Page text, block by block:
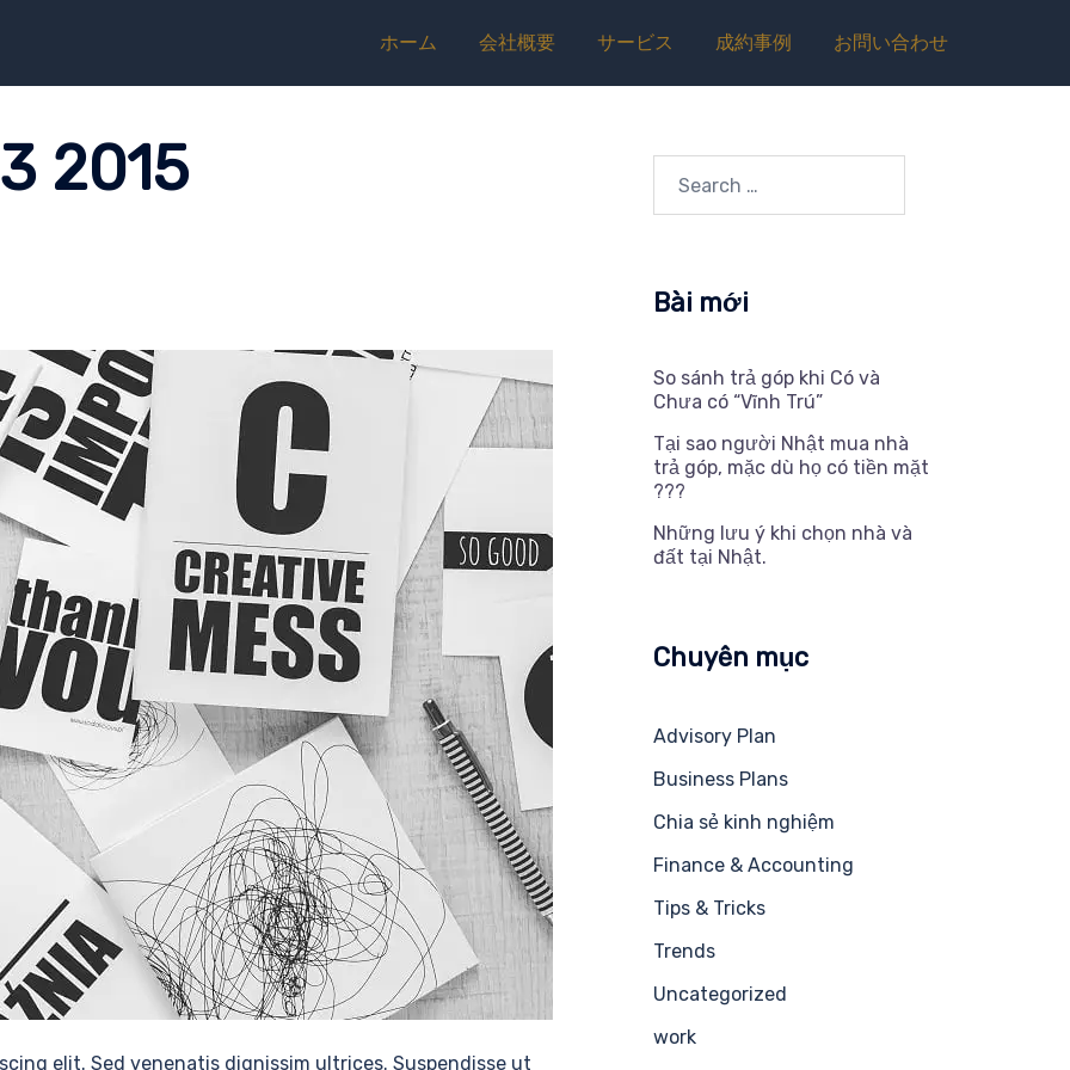
ホーム 会社概要 サービス 成約事例 お問い合わせ
2015
elit. Sed venenatis dignissim ultrices. Suspendisse ut
Bài mới
So sánh trả góp khi Có và
Chưa có “Vĩnh Trú”
Tại sao người Nhật mua nhà
trả góp, mặc dù họ có tiền mặt
???
Những lưu ý khi chọn nhà và
đất tại Nhật.
Chuyên mục
Advisory Plan
Business Plans
Chia sẻ kinh nghiệm
Finance & Accounting
Tips & Tricks
Trends
Uncategorized
work